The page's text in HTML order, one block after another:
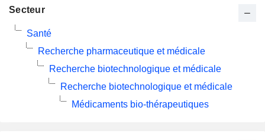
Secteur
Santé
Recherche pharmaceutique et médicale
Recherche biotechnologique et médicale
Recherche biotechnologique et médicale
Médicaments bio-thérapeutiques